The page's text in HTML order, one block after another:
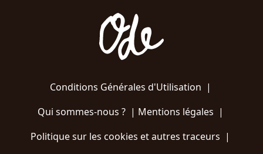
Conditions Générales d'Utilisation |
Qui sommes-nous ?| Mentions légales |
Politique sur les cookies et autres traceurs |